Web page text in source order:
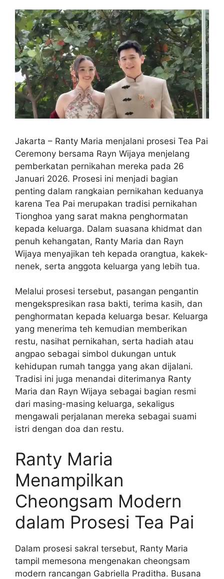
Jakarta – Ranty Maria menjalani prosesi Tea Pai
Ceremony bersama Rayn Wijaya menjelang
pemberkatan pernikahan mereka pada 26
Januari 2026. Prosesi ini menjadi bagian
penting dalam rangkaian pernikahan keduanya
karena Tea Pai merupakan tradisi pernikahan
Tionghoa yang sarat makna penghormatan
kepada keluarga. Dalam suasana khidmat dan
penuh kehangatan, Ranty Maria dan Rayn
Wijaya menyajikan teh kepada orangtua, kakek-
nenek, serta anggota keluarga yang lebih tua.
Melalui prosesi tersebut, pasangan pengantin
mengekspresikan rasa bakti, terima kasih, dan
penghormatan kepada keluarga besar. Keluarga
yang menerima teh kemudian memberikan
restu, nasihat pernikahan, serta hadiah atau
angpao sebagai simbol dukungan untuk
kehidupan rumah tangga yang akan dijalani.
Tradisi ini juga menandai diterimanya Ranty
Maria dan Rayn Wijaya sebagai bagian resmi
dari masing-masing keluarga, sekaligus
mengawali perjalanan mereka sebagai suami
istri dengan doa dan restu.
Ranty Maria
Menampilkan
Cheongsam Modern
dalam Prosesi Tea Pai
Dalam prosesi sakral tersebut, Ranty Maria
tampil memesona mengenakan cheongsam
modern rancangan Gabriella Praditha. Busana